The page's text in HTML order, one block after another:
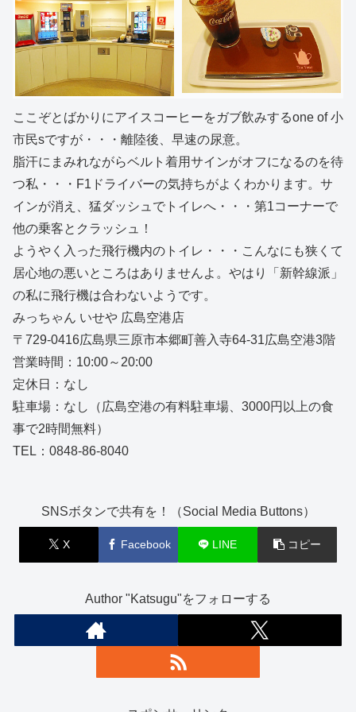
ここぞとばかりにアイスコーヒーをガブ飲みするone of 小
市民sですが・・・離陸後、早速の尿意。
脂汗にまみれながらベルト着用サインがオフになるのを待
つ私・・・F1ドライバーの気持ちがよくわかります。サ
インが消え、猛ダッシュでトイレへ・・・第1コーナーで
他の乗客とクラッシュ！
ようやく入った飛行機内のトイレ・・・こんなにも狭くて
居心地の悪いところはありませんよ。やはり「新幹線派」
の私に飛行機は合わないようです。
みっちゃん いせや 広島空港店
〒729-0416広島県三原市本郷町善入寺64-31広島空港3階
営業時間：10:00～20:00
定休日：なし
駐車場：なし（広島空港の有料駐車場、3000円以上の食
事で2時間無料）
TEL：0848-86-8040
SNSボタンで共有を！（Social Media Buttons）
X Facebook LINE コピー
Author "Katsugu"をフォローする